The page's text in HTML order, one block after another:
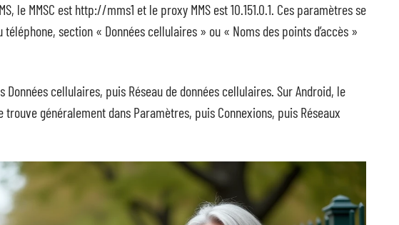
le MMSC est http://mms1 et le proxy MMS est 10.151.0.1. Ces paramètres se
section « Données cellulaires » ou « Noms des points d’accès »
Données cellulaires, puis Réseau de données cellulaires. Sur Android, le
généralement dans Paramètres, puis Connexions, puis Réseaux